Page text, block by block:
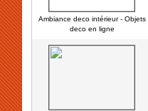
Ambiance deco intérieur - Objets
deco en ligne